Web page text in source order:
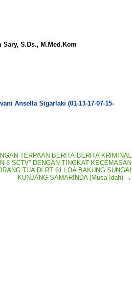
S.Ds., M.Med.Kom
Ansella Sigarlaki (01-13-17-07-15-
TERPAAN BERITA-BERITA KRIMINAL
6 SCTV” DENGAN TINGKAT KECEMASAN
TUA DI RT 61 LOA BAKUNG SUNGAI
KUNJANG SAMARINDA (Musa Idah) →